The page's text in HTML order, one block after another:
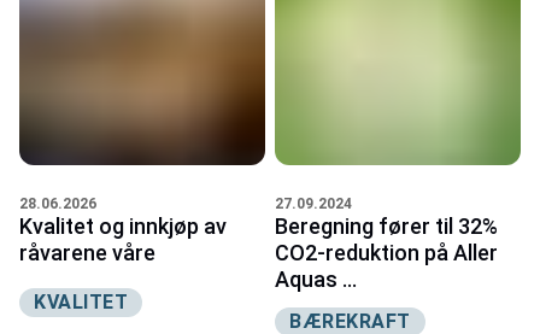
28.06.2026
Kvalitet og innkjøp av
råvarene våre
KVALITET
27.09.2024
Beregning fører til 32%
CO2-reduktion på Aller
Aquas ...
BÆREKRAFT